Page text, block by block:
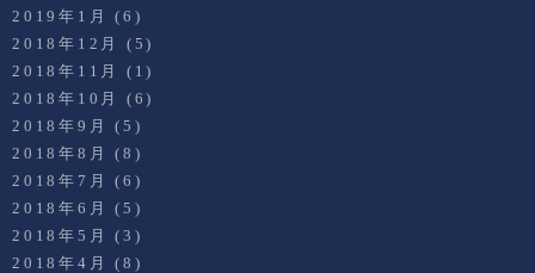
2019年1月
(6)
2018年12月
(5)
2018年11月
(1)
2018年10月
(6)
2018年9月
(5)
2018年8月
(8)
2018年7月
(6)
2018年6月
(5)
2018年5月
(3)
2018年4月
(8)